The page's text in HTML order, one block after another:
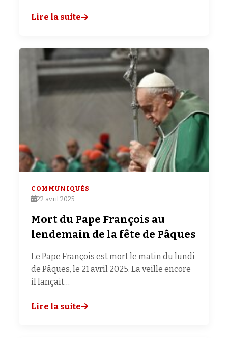
Lire la suite
COMMUNIQUÉS
22 avril 2025
Mort du Pape François au
lendemain de la fête de Pâques
Le Pape François est mort le matin du lundi
de Pâques, le 21 avril 2025. La veille encore
il lançait…
Lire la suite